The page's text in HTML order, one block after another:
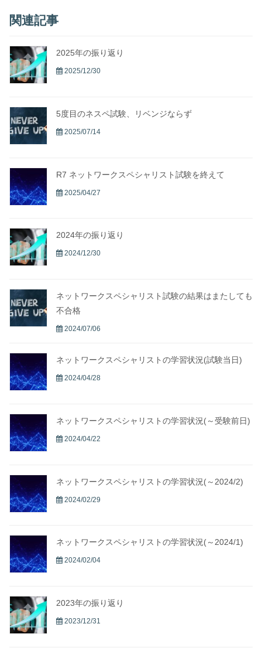
関連記事
2025年の振り返り
2025/12/30
5度目のネスペ試験、リベンジならず
2025/07/14
R7 ネットワークスペシャリスト試験を終えて
2025/04/27
2024年の振り返り
2024/12/30
ネットワークスペシャリスト試験の結果はまたしても
不合格
2024/07/06
ネットワークスペシャリストの学習状況(試験当日)
2024/04/28
ネットワークスペシャリストの学習状況(～受験前日)
2024/04/22
ネットワークスペシャリストの学習状況(～2024/2)
2024/02/29
ネットワークスペシャリストの学習状況(～2024/1)
2024/02/04
2023年の振り返り
2023/12/31